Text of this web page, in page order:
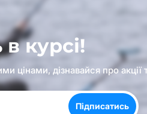
курсі!
цінами, дізнавайся про акції
Підписатись